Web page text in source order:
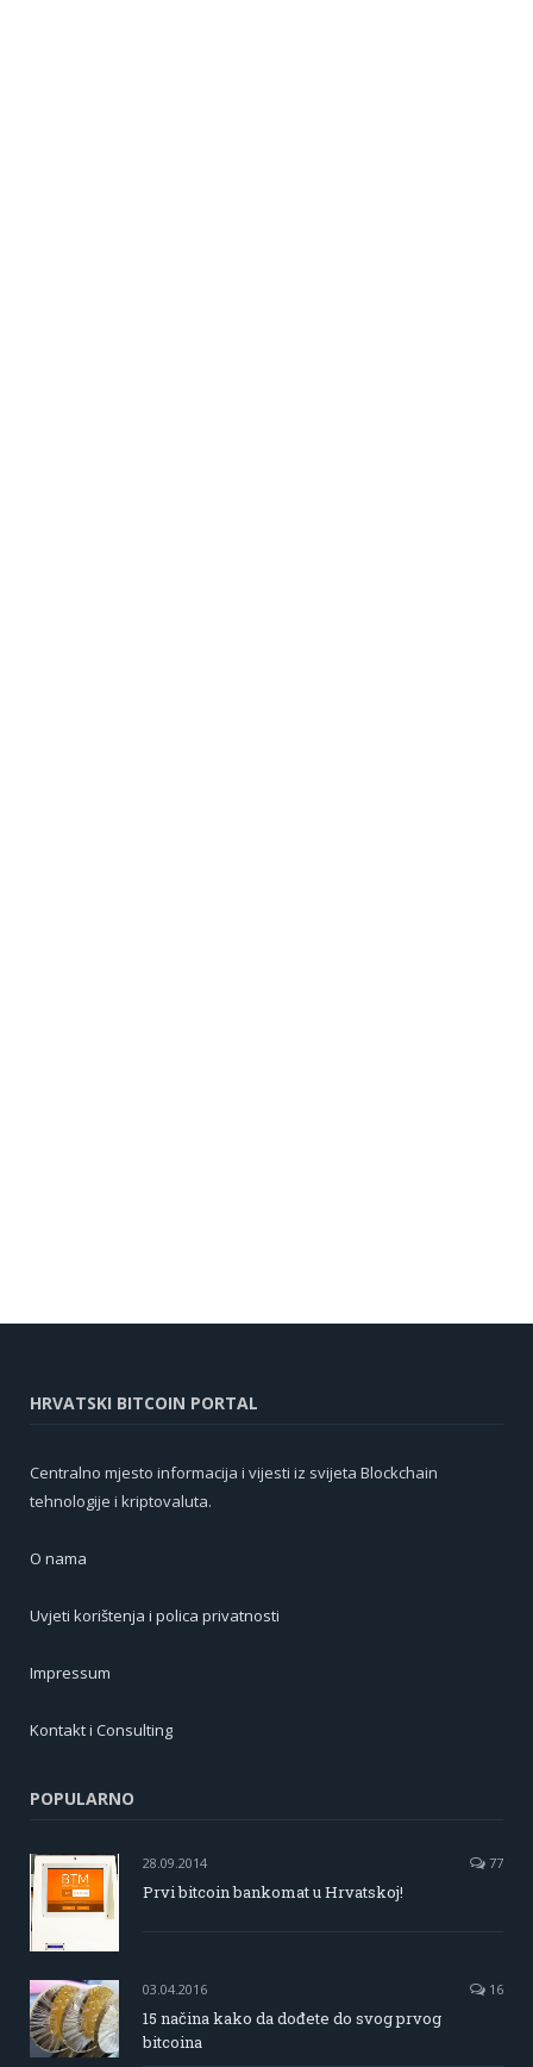
HRVATSKI BITCOIN PORTAL
Centralno mjesto informacija i vijesti iz svijeta Blockchain
tehnologije i kriptovaluta.
O nama
Uvjeti korištenja i polica privatnosti
Impressum
Kontakt i Consulting
POPULARNO
28.09.2014 77
Prvi bitcoin bankomat u Hrvatskoj!
03.04.2016 16
15 načina kako da dođete do svog prvog
bitcoina